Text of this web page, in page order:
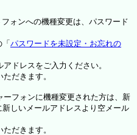
ォンへの機種変更は、パスワード
パスワードを未設定・お忘れの
ドレスをご入力ください。
だきます。
フォンに機種変更された方は、新
新しいメールアドレスより空メール
だきます。